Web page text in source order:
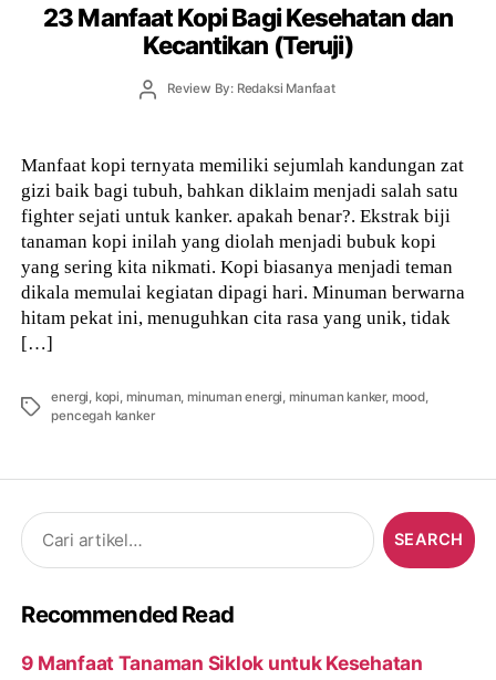
23 Manfaat Kopi Bagi Kesehatan dan
Kecantikan (Teruji)
PostReview By: Redaksi Manfaat
Manfaat kopi ternyata memiliki sejumlah kandungan zat
gizi baik bagi tubuh, bahkan diklaim menjadi salah satu
fighter sejati untuk kanker. apakah benar?. Ekstrak biji
tanaman kopi inilah yang diolah menjadi bubuk kopi
yang sering kita nikmati. Kopi biasanya menjadi teman
dikala memulai kegiatan dipagi hari. Minuman berwarna
hitam pekat ini, menuguhkan cita rasa yang unik, tidak
[…]
Tags
energi, kopi, minuman, minuman energi, minuman kanker, mood,
pencegah kanker
Search
for:
Recommended Read
9 Manfaat Tanaman Siklok untuk Kesehatan